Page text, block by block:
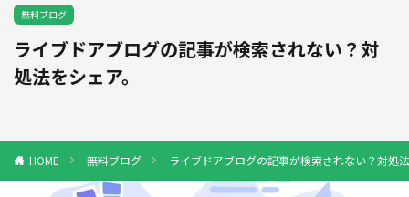
無料ブログ
ライブドアブログの記事が検索されない？対
処法をシェア。
HOME 無料ブログ ライブドアブログの記事が検索されない？対処